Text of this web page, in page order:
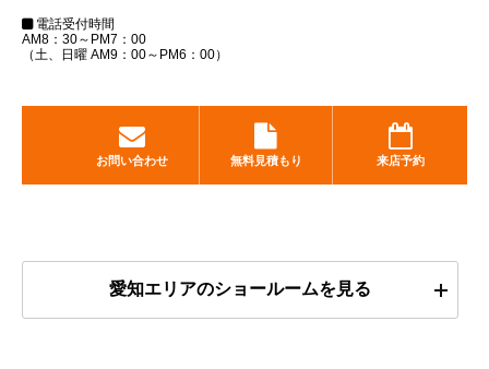
電話受付時間
AM8：30～PM7：00
（土、日曜 AM9：00～PM6：00）
お問い合わせ 無料見積もり 来店予約
愛知エリアのショールームを見る